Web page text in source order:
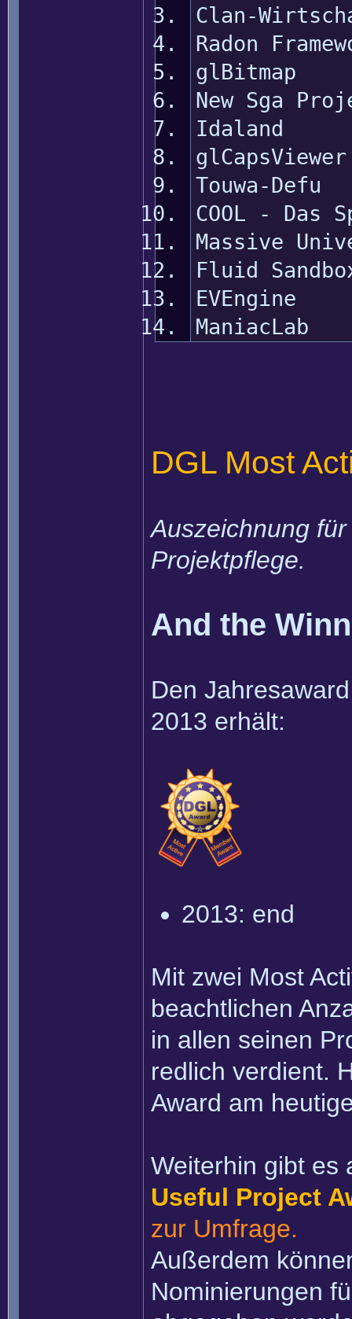
Clan-
Radon
New
COOL -
Massive
Fluid
DGL Most
Auszeichnung
Projektpflege.
And the
Den
2013 erhält:
2013: end
Mit zwei Most
beachtlichen
in allen seinen
redlich verdient.
Award am
Weiterhin gibt es
Useful Project
zur Umfrage.
Außerdem
Nominierungen